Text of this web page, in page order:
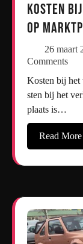
Kosten
op
26 maart
Comments
Kosten bij het verkopen van een auto op Marktplaats Ko
sten bij het
plaats is…
Read More